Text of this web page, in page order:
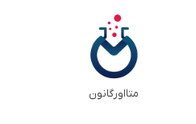
متااورگانون